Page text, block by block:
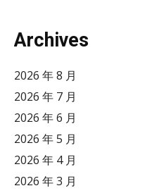
Archives
2026 年 8 月
2026 年 7 月
2026 年 6 月
2026 年 5 月
2026 年 4 月
2026 年 3 月